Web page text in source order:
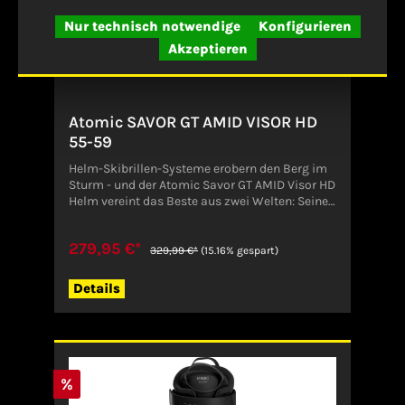
Atomic SAVOR GT AMID VISOR HD
55-59
Helm-Skibrillen-Systeme erobern den Berg im
Sturm - und der Atomic Savor GT AMID Visor HD
Helm vereint das Beste aus zwei Welten: Seine
Scheibe ist nahtlos in den Helm integriert.
Sichtfeld und man ist zuverlässig gegen Wind
und Schnee geschützt. Der GT überzeugt mit
Dreifachschutz, bestehend aus Tri-Brid Schale,
Impact Deflector) Technologie für bis zu 40%
höheren Aufprallschutz, als die Industrie-
Sicherheitsnorm fordert. Obendrein ist er noch
extrem bequem zu tragen: Dank Atomic Live Fit
279,95 €* 329,99 €* (15.16% gespart)
Details
%
Nur technisch notwendige
Konfigurieren
Akzeptieren